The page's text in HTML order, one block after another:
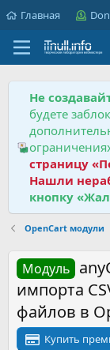
Главная
Не
будете
страницу
Нашли
кнопку
OpenCart модули
Модуль
импорта
файлов в
Купить